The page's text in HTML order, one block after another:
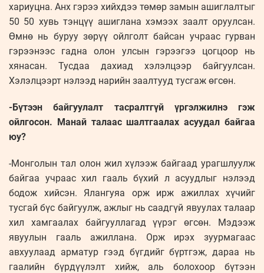
хариуцна. Анх гэрээ хийхдээ төмөр замын ашиглалтыг
50 50 хувь тэнцүү ашиглана хэмээх заалт оруулсан.
Өмнө нь буруу зөрүү ойлголт байсан учраас гурван
гэрээнээс гадна олон улсын гэрээгээ цогцоор нь
хянасан. Тусдаа дахиад хэлэлцээр байгуулсан.
Хэлэлцээрт нэлээд нарийн заалтууд тусгаж өгсөн.
-Бүтээн байгуулалт тасралтгүй үргэлжилнэ гэж
ойлгосон. Манай талаас шалтгаалах асуудал байгаа
юу?
-Монголын тал олон жил хүлээж байгаад урагшлуулж
байгаа учраас хил гааль бүхий л асуудлыг нэлээд
бодож хийсэн. Ялангуяа орж ирж ажиллах хүчийг
тусгай бүс байгуулж, ажлыг нь саадгүй явуулах талаар
хил хамгаалах байгууллагад үүрэг өгсөн. Мэдээж
явуулын гааль ажиллана. Орж ирэх зуурмагаас
авхуулаад арматур гээд бүгдийг бүртгэж, дараа нь
гаалийн бүрдүүлэлт хийж, аль болохоор бүтээн